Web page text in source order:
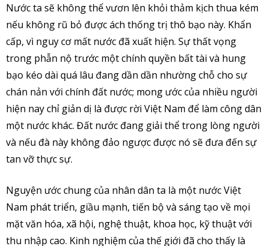
Nước ta sẽ không thể vươn lên khỏi thảm kịch thua kém
nếu không rũ bỏ được ách thống trị thô bạo này. Khẩn
cấp, vì nguy cơ mất nước đã xuất hiện. Sự thất vọng
trong phẫn nộ trước một chính quyền bất tài và hung
bạo kéo dài quá lâu đang dần dần nhường chỗ cho sự
chán nản với chính đất nước; mong ước của nhiều người
hiện nay chỉ giản dị là được rời Việt Nam để làm công dân
một nước khác. Đất nước đang giải thể trong lòng người
và nếu đà này không đảo ngược được nó sẽ đưa đến sự
tan vỡ thực sự.
Nguyện ước chung của nhân dân ta là một nước Việt
Nam phát triển, giầu mạnh, tiến bộ và sáng tạo về mọi
mặt văn hóa, xã hội, nghệ thuật, khoa học, kỹ thuật với
thu nhập cao. Kinh nghiệm của thế giới đã cho thấy là